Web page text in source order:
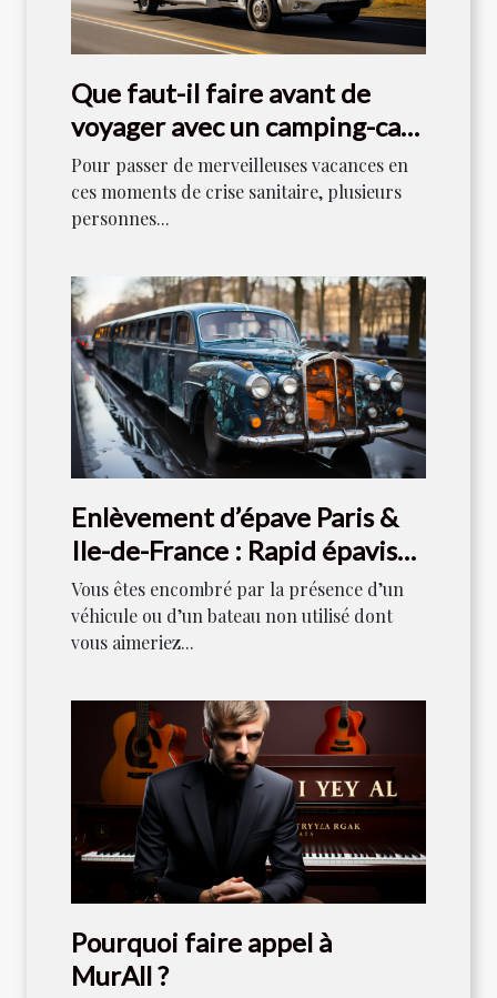
Que faut-il faire avant de
voyager avec un camping-car
en 2021 ?
Pour passer de merveilleuses vacances en
ces moments de crise sanitaire, plusieurs
personnes...
Enlèvement d’épave Paris &
Ile-de-France : Rapid épaviste
est votre référence
Vous êtes encombré par la présence d’un
véhicule ou d’un bateau non utilisé dont
vous aimeriez...
Pourquoi faire appel à
MurAll ?